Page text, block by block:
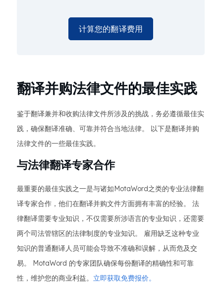
计算您的翻译费用
翻译并购法律文件的最佳实践
鉴于翻译兼并和收购法律文件所涉及的挑战，务必遵循最佳实
践，确保翻译准确、可靠并符合当地法律。 以下是翻译并购
法律文件的一些最佳实践。
与法律翻译专家合作
最重要的最佳实践之一是与诸如MotaWord之类的专业法律翻
译专家合作，他们在翻译并购文件方面拥有丰富的经验。 法
律翻译需要专业知识，不仅需要所涉语言的专业知识，还需要
两个司法管辖区的法律制度的专业知识。 雇用缺乏这种专业
知识的普通翻译人员可能会导致不准确和误解，从而危及交
易。 MotaWord 的专家团队确保每份翻译的精确性和可靠
性，维护您的商业利益。 立即获取免费报价。